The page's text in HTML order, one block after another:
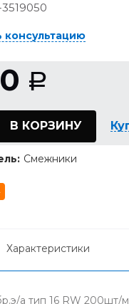
консультацию
Р
В КОРЗИНУ
Смежники
Характеристики
а тип 16 RW 200шт/